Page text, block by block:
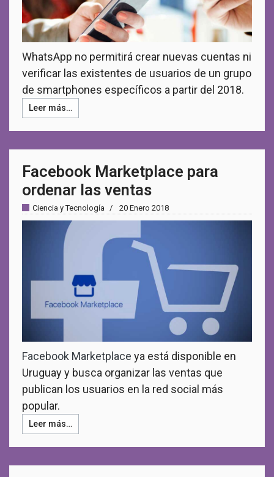
WhatsApp no permitirá crear nuevas cuentas ni
verificar las existentes de usuarios de un grupo
de smartphones específicos a partir del 2018.
Leer más…
Facebook Marketplace para
ordenar las ventas
Ciencia y Tecnología 20 Enero 2018
Facebook Marketplace ya está disponible en
Uruguay y busca organizar las ventas que
publican los usuarios en la red social más
popular.
Leer más…